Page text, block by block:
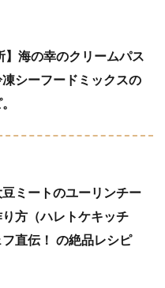
】海の幸のクリームパス
シーフードミックスの
豆ミートのユーリンチー
り方（ハレトケキッチ
直伝！ の絶品レシピ